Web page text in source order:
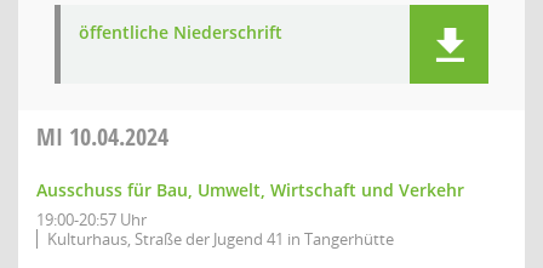
öffentliche Niederschrift
MI 10.04.2024
Ausschuss für Bau, Umwelt, Wirtschaft und Verkehr
19:00-20:57 Uhr
Kulturhaus, Straße der Jugend 41 in Tangerhütte